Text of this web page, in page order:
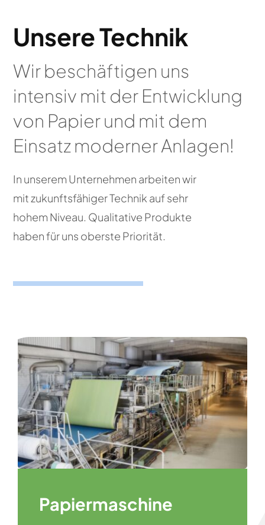
Unsere Technik
Wir beschäftigen uns
intensiv mit der Entwicklung
von Papier und mit dem
Einsatz moderner Anlagen!
In unserem Unternehmen arbeiten wir
mit zukunftsfähiger Technik auf sehr
hohem Niveau. Qualitative Produkte
haben für uns oberste Priorität.
Papiermaschine